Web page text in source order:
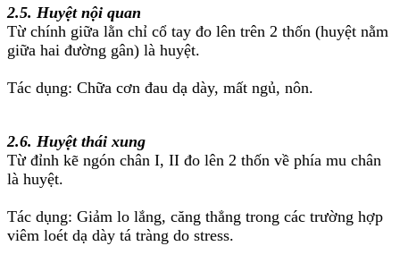
2.5. Huyệt nội quan
Từ chính giữa lằn chỉ cổ tay đo lên trên 2 thốn (huyệt nằm
giữa hai đường gân) là huyệt.
Tác dụng: Chữa cơn đau dạ dày, mất ngủ, nôn.
2.6. Huyệt thái xung
Từ đỉnh kẽ ngón chân I, II đo lên 2 thốn về phía mu chân
là huyệt.
Tác dụng: Giảm lo lắng, căng thẳng trong các trường hợp
viêm loét dạ dày tá tràng do stress.